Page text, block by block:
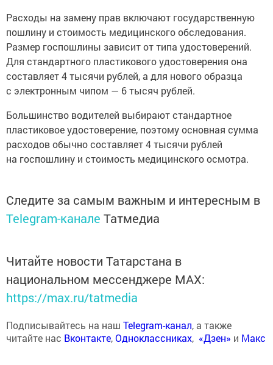
Расходы на замену прав включают государственную
пошлину и стоимость медицинского обследования.
Размер госпошлины зависит от типа удостоверений.
Для стандартного пластикового удостоверения она
составляет 4 тысячи рублей, а для нового образца
с электронным чипом — 6 тысяч рублей.
Большинство водителей выбирают стандартное
пластиковое удостоверение, поэтому основная сумма
расходов обычно составляет 4 тысячи рублей
на госпошлину и стоимость медицинского осмотра.
Следите за самым важным и интересным в
Telegram-канале Татмедиа
Читайте новости Татарстана в
национальном мессенджере MАХ:
https://max.ru/tatmedia
Подписывайтесь на наш Telegram-канал, а также
читайте нас Вконтакте,Одноклассниках, «Дзен» и Макс